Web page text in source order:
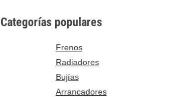
Categorías populares
Frenos
Radiadores
Bujías
Arrancadores